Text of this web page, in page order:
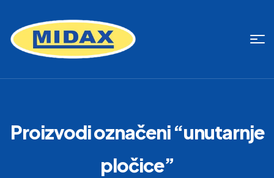
Proizvodi označeni “unutarnje
pločice”